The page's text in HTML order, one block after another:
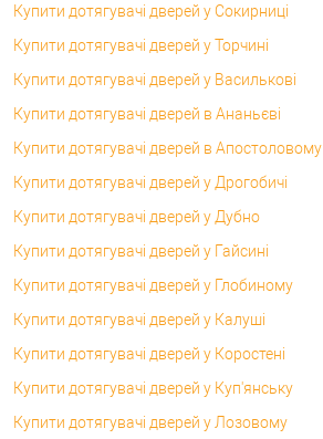
Купити дотягувачі дверей у Сокирниці
Купити дотягувачі дверей у Торчині
Купити дотягувачі дверей у Василькові
Купити дотягувачі дверей в Ананьєві
Купити дотягувачі дверей в Апостоловому
Купити дотягувачі дверей у Дрогобичі
Купити дотягувачі дверей у Дубно
Купити дотягувачі дверей у Гайсині
Купити дотягувачі дверей у Глобиному
Купити дотягувачі дверей у Калуші
Купити дотягувачі дверей у Коростені
Купити дотягувачі дверей у Куп'янську
Купити дотягувачі дверей у Лозовому